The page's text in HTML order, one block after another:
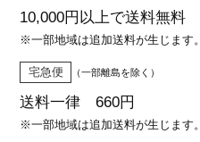
10,000円以上で送料無料
※一部地域は追加送料が生じます。
宅急便 （一部離島を除く）
送料一律 660円
※一部地域は追加送料が生じます。